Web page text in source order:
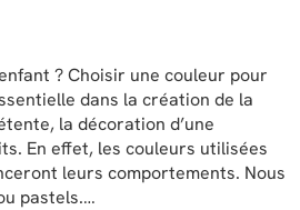
? Choisir une couleur pour
dans la création de la
la décoration d’une
En effet, les couleurs utilisées
leurs comportements. Nous
pastels.…